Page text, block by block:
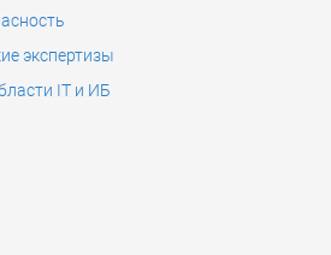
экспертизы
IT и ИБ